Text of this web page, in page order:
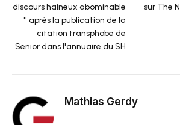
discours haineux abominable
'' après la publication de la
citation transphobe de
Senior dans l'annuaire du SH
sur The
Mathias Gerdy